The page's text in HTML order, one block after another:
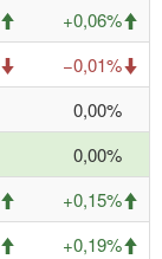
+0,06%
−0,01%
0,00%
0,00%
+0,15%
+0,19%